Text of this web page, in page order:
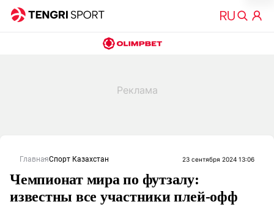
ГлавнаяСпорт Казахстан 23 сентября 2024 13:06
Чемпионат мира по футзалу:
известны все участники плей-офф